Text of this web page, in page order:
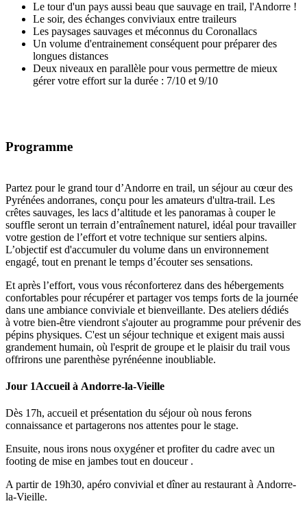
Le tour d'un pays aussi beau que sauvage en trail, l'Andorre !
Le soir, des échanges conviviaux entre traileurs
Les paysages sauvages et méconnus du Coronallacs
Un volume d'entrainement conséquent pour préparer des
longues distances
Deux niveaux en parallèle pour vous permettre de mieux
gérer votre effort sur la durée : 7/10 et 9/10
Programme
Partez pour le grand tour d’Andorre en trail, un séjour au cœur des
Pyrénées andorranes, conçu pour les amateurs d'ultra-trail. Les
crêtes sauvages, les lacs d’altitude et les panoramas à couper le
souffle seront un terrain d’entraînement naturel, idéal pour travailler
votre gestion de l’effort et votre technique sur sentiers alpins.
L’objectif est d'accumuler du volume dans un environnement
engagé, tout en prenant le temps d’écouter ses sensations.
Et après l’effort, vous vous réconforterez dans des hébergements
confortables pour récupérer et partager vos temps forts de la journée
dans une ambiance conviviale et bienveillante. Des ateliers dédiés
à votre bien-être viendront s'ajouter au programme pour prévenir des
pépins physiques. C'est un séjour technique et exigent mais aussi
grandement humain, où l'esprit de groupe et le plaisir du trail vous
offrirons une parenthèse pyrénéenne inoubliable.
Jour 1Accueil à Andorre-la-Vieille
Dès 17h, accueil et présentation du séjour où nous ferons
connaissance et partagerons nos attentes pour le stage.
Ensuite, nous irons nous oxygéner et profiter du cadre avec un
footing de mise en jambes tout en douceur .
A partir de 19h30, apéro convivial et dîner au restaurant à Andorre-
la-Vieille.